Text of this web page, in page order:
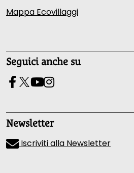
Mappa Ecovillaggi
Seguici anche su
Newsletter
Iscriviti alla Newsletter